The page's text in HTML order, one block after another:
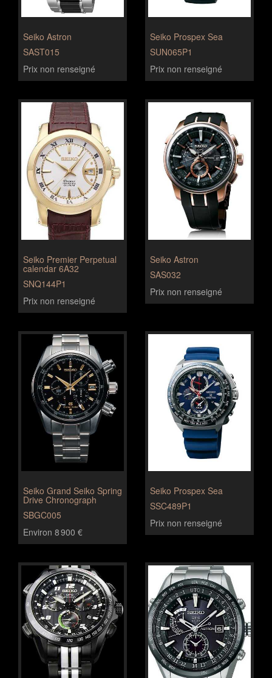
Seiko Astron
SAST015
Prix non renseigné
Seiko Prospex Sea
SUN065P1
Prix non renseigné
Seiko Premier Perpetual
calendar 6A32
SNQ144P1
Prix non renseigné
Seiko Astron
SAS032
Prix non renseigné
Seiko Grand Seiko Spring
Drive Chronograph
SBGC005
Environ 8 900 €
Seiko Prospex Sea
SSC489P1
Prix non renseigné